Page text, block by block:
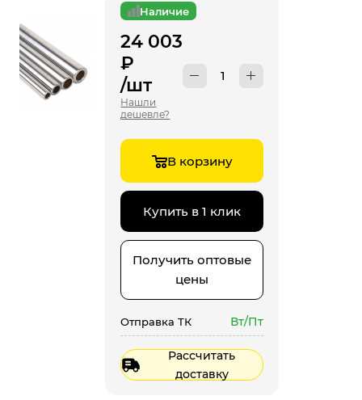
Наличие
24 003
₽
/шт
Нашли
дешевле?
В корзину
Купить в 1 клик
Получить оптовые
цены
Отправка ТК Вт/Пт
Рассчитать
доставку